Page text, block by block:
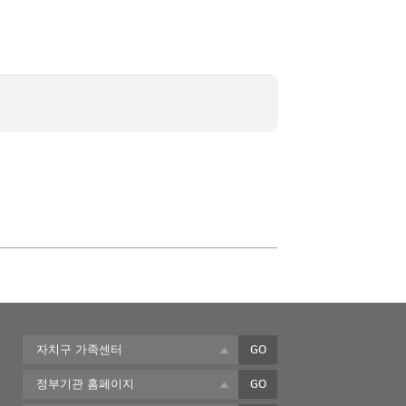
자치구 가족센터 GO
정부기관 홈페이지 GO